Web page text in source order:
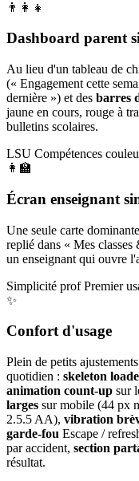
👨‍👩‍👧
Dashboard parent
Au lieu d'un tableau de
(« Engagement cette
dernière ») et des barres
jaune en cours, rouge à
bulletins scolaires.
LSU Compétences
👩‍🏫
Écran enseignant
Une seule carte
replié dans « Mes
un enseignant qui ouvre
Simplicité prof Premier
✨
Confort d'usage
Plein de petits
quotidien : skeleton
animation count-up sur
larges sur mobile (44 px
2.5.5 AA), vibration
garde-fou Escape /
par accident, section
résultat.